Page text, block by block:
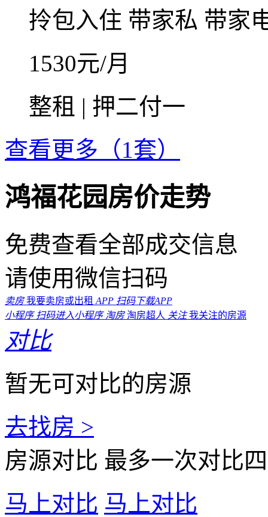
拎包入住 带家私 带家
1530元/月
整租 | 押二付一
查看更多（1套）
鸿福花园房价走势
免费查看全部成交信息
请使用微信扫码
卖房 我要卖房或出租 APP 扫码下载APP
小程序 扫码进入小程序 淘房 淘房超人 关注 我关注的房源
对比
暂无可对比的房源
去找房 >
房源对比 最多一次对比
马上对比 马上对比